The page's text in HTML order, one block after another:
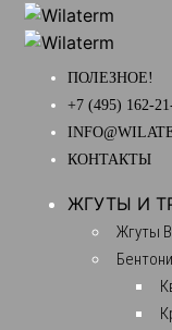
ПОЛЕЗНОЕ!
+7 (495) 162-
КОНТАКТЫ
ЖГУТЫ И
Жгуты